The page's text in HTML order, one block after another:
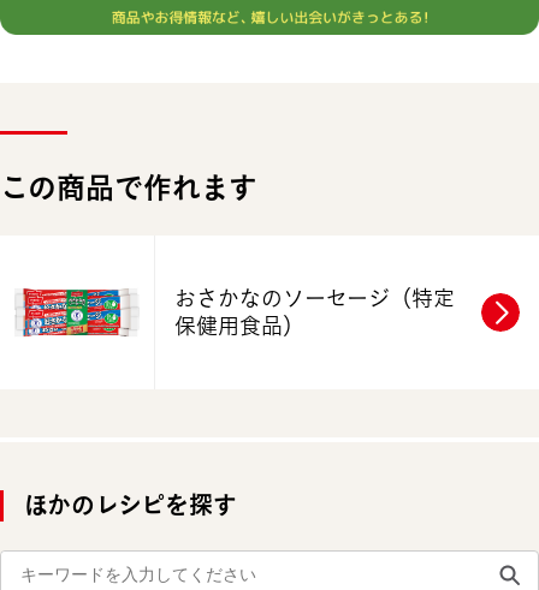
この商品で作れます
おさかなのソーセージ （特定
保健用食品）
ほかのレシピを探す